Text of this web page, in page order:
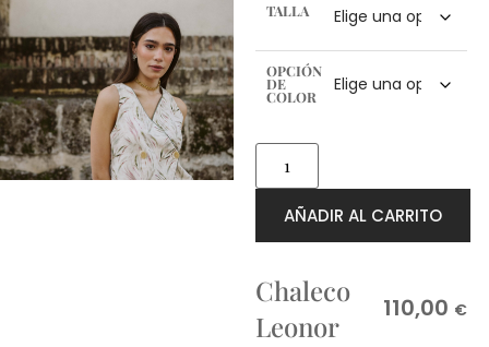
TALLA
OPCIÓN
DE
COLOR
AÑADIR AL CARRITO
Chaleco
Leonor
110,00 €